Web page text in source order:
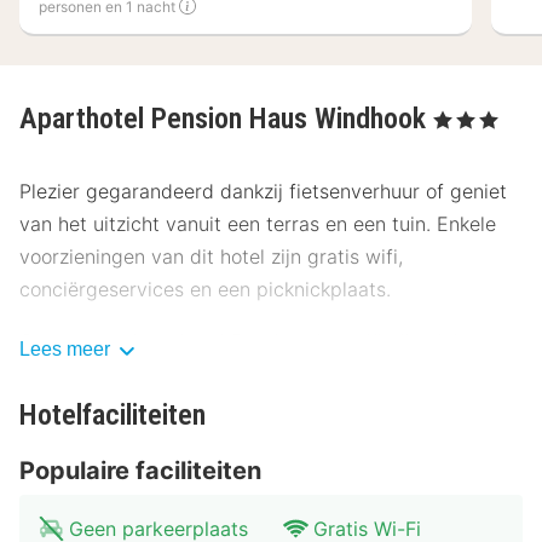
personen en 1 nacht
Aparthotel Pension Haus Windhook , 3 Sterren
Plezier gegarandeerd dankzij fietsenverhuur of geniet
van het uitzicht vanuit een terras en een tuin. Enkele
voorzieningen van dit hotel zijn gratis wifi,
conciërgeservices en een picknickplaats.
Gasten van Aparthotel Pension Haus Windhook kunnen
Windhook. Dagelijks kun je tegen betaling genieten van
08.00 uur tot 10.00 uur.
De volgende voorzieningen zijn elk jaar gesloten buiten
Lees meer
Hotelfaciliteiten
Populaire faciliteiten
Geen parkeerplaats
Gratis Wi-Fi